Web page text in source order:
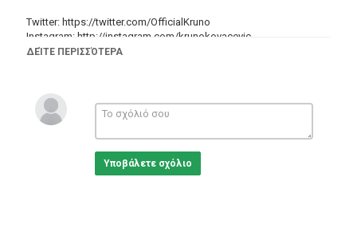
Twitter: https://twitter.com/OfficialKruno
Instagram: http://instagram.com/krunokovacevic
My facebook:https://www.facebook.com/VideosByKruno
https://www.youtube.com/user/TImeflies4850
Κατηγορίες
ΔΕΊΤΕ ΠΕΡΙΣΣΌΤΕΡΑ
Υποβάλετε σχόλιο